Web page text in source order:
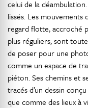
celui de la
lissés. Les
regard flotte, accroché
plus réguliers, sont
de poser pour une
comme un espace de
piéton. Ses chemins et
tracés d’un dessin
que comme des lieux à